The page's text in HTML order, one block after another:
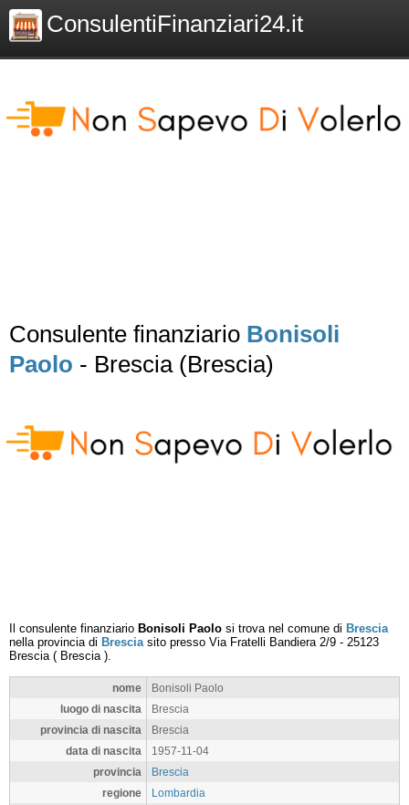
ConsulentiFinanziari24.it
Consulente finanziario Bonisoli
Paolo - Brescia (Brescia)
Il consulente finanziario Bonisoli Paolo si trova nel comune di Brescia
nella provincia di Bresciasito presso Via Fratelli Bandiera 2/9 - 25123
Brescia( Brescia).
nome
Bonisoli Paolo
luogo di nascita
Brescia
provincia di nascita
Brescia
data di nascita
1957-11-04
provincia
Brescia
regione
Lombardia